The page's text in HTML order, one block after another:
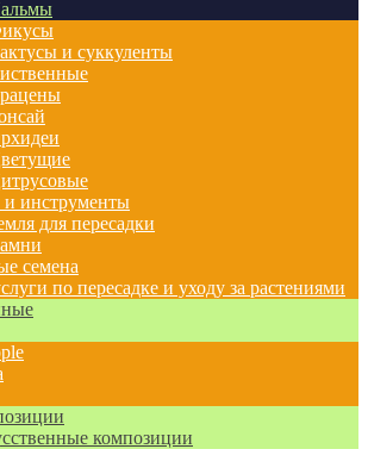
и суккуленты
инструменты
для пересадки
семена
по пересадке и уходу за растениями
композиции